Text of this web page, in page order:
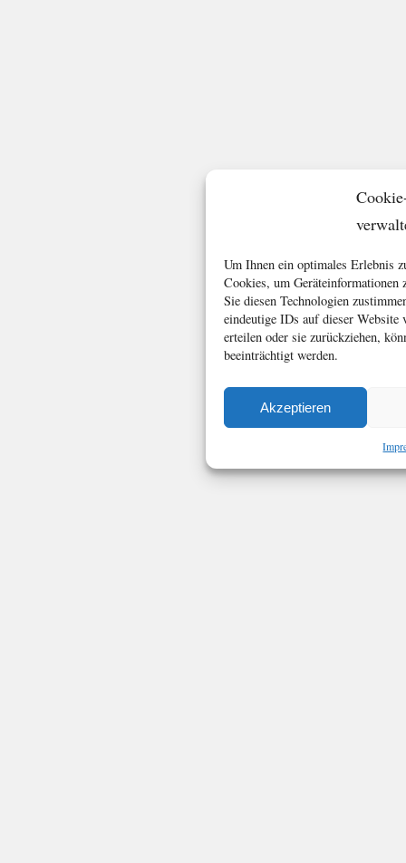
Um Ihnen ein optimales Erlebnis
Cookies, um Geräteinformationen
Sie diesen Technologien
eindeutige IDs auf dieser
erteilen oder sie zurückziehen,
beeinträchtigt werden.
Akzeptieren